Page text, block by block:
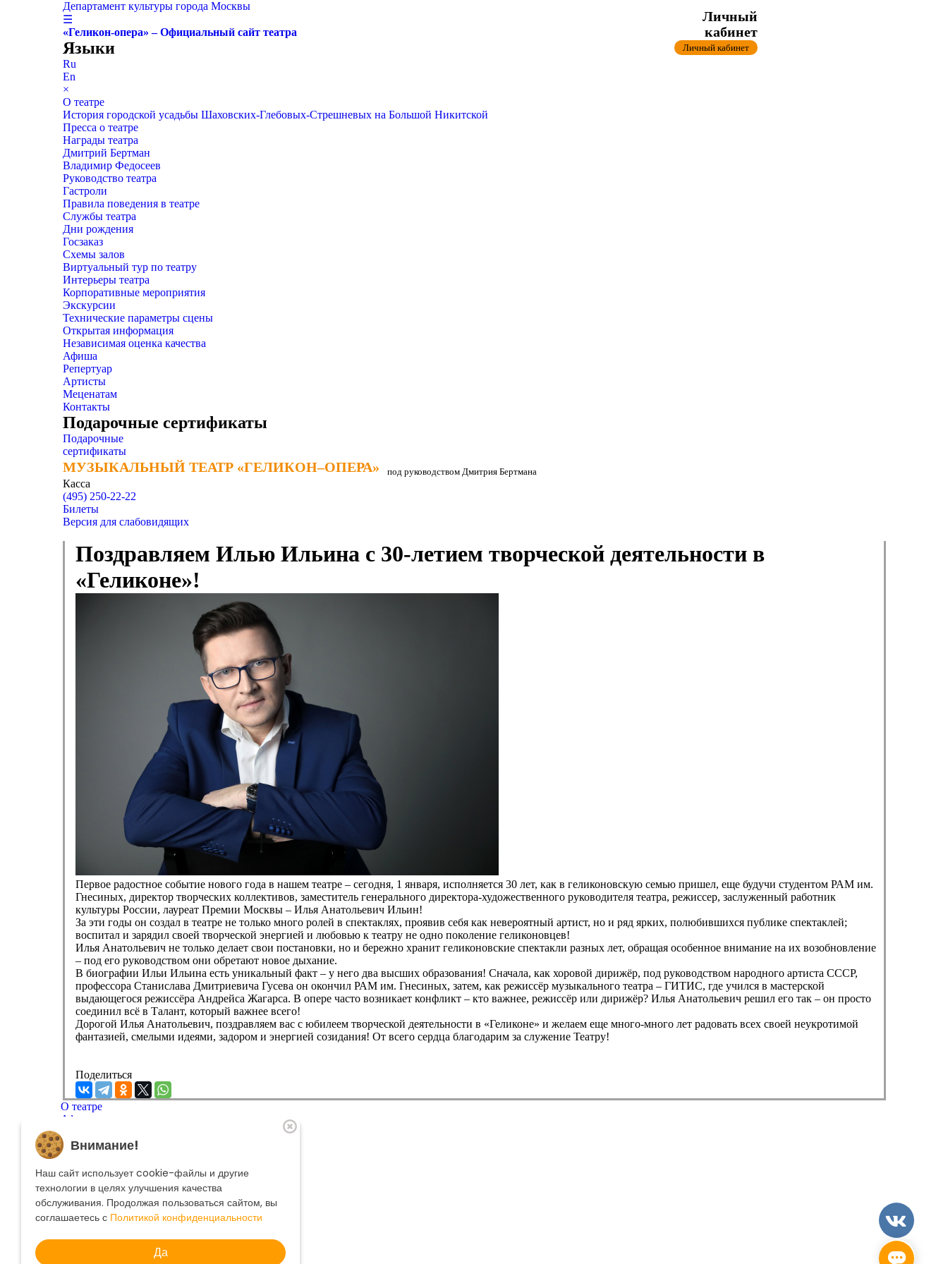
Департамент культуры города Москвы
☰
«Геликон-опера» – Официальный сайт театра
Языки
Ru
En
×
О театре
История городской усадьбы Шаховских-Глебовых-Стрешневых на Большой Никитской
Пресса о театре
Награды театра
Дмитрий Бертман
Владимир Федосеев
Руководство театра
Гастроли
Правила поведения в театре
Службы театра
Дни рождения
Госзаказ
Схемы залов
Виртуальный тур по театру
Интерьеры театра
Корпоративные мероприятия
Экскурсии
Технические параметры сцены
Открытая информация
Независимая оценка качества
Афиша
Репертуар
Артисты
Меценатам
Контакты
Подарочные сертификаты
Подарочные
сертификаты
МУЗЫКАЛЬНЫЙ ТЕАТР «ГЕЛИКОН–ОПЕРА»
МУЗЫКАЛЬНЫЙ ТЕАТР «ГЕЛИКОН–ОПЕРА» под руководством Дмитрия Бертмана
Касса
(495) 250-22-22
Личный
кабинет
Личный кабинет
Билеты
Версия для слабовидящих
Поздравляем Илью Ильина с 30-летием творческой деятельности в
«Геликоне»!
Первое радостное событие нового года в нашем театре – сегодня, 1 января, исполняется 30 лет, как в геликоновскую семью пришел, еще будучи студентом РАМ им.
Гнесиных, директор творческих коллективов, заместитель генерального директора-художественного руководителя театра, режиссер, заслуженный работник
культуры России, лауреат Премии Москвы – Илья Анатольевич Ильин!
За эти годы он создал в театре не только много ролей в спектаклях, проявив себя как невероятный артист, но и ряд ярких, полюбившихся публике спектаклей;
воспитал и зарядил своей творческой энергией и любовью к театру не одно поколение геликоновцев!
Илья Анатольевич не только делает свои постановки, но и бережно хранит геликоновские спектакли разных лет, обращая особенное внимание на их возобновление
– под его руководством они обретают новое дыхание.
В биографии Ильи Ильина есть уникальный факт – у него два высших образования! Сначала, как хоровой дирижёр, под руководством народного артиста СССР,
профессора Станислава Дмитриевича Гусева он окончил РАМ им. Гнесиных, затем, как режиссёр музыкального театра – ГИТИС, где учился в мастерской
выдающегося режиссёра Андрейса Жагарса. В опере часто возникает конфликт – кто важнее, режиссёр или дирижёр? Илья Анатольевич решил его так – он просто
соединил всё в Талант, который важнее всего!
Дорогой Илья Анатольевич, поздравляем вас с юбилеем творческой деятельности в «Геликоне» и желаем еще много-много лет радовать всех своей неукротимой
фантазией, смелыми идеями, задором и энергией созидания! От всего сердца благодарим за служение Театру!
Поделиться
О театре
Афиша
Артисты
Меценатам
Контакты
Касса театра
8 495 250-22-22
Форма поиска
Поиск
© 2025 Музыкальный театр Геликон-опера.
Внимание!
Наш сайт использует cookie-файлы и другие
технологии в целях улучшения качества
обслуживания. Продолжая пользоваться сайтом, вы
соглашаетесь с Политикой конфиденциальности
Да